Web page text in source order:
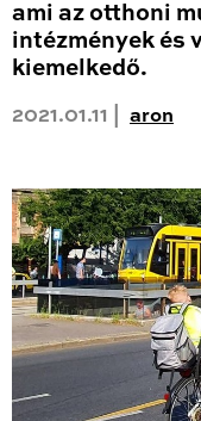
ami az otthoni
intézmények és
kiemelkedő.
2021.01.11 | aron